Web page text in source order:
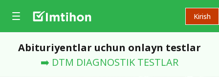
Kirish
Abituriyentlar uchun onlayn testlar
➡️ DTM DIAGNOSTIK TESTLAR